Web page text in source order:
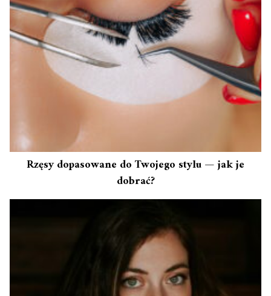
Rzęsy dopasowane do Twojego stylu — jak je
dobrać?